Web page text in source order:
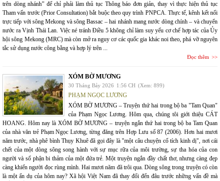
trên dòng nhánh” để chỉ phải làm thủ tục Thông báo đơn giản, thay vì thực hiện thủ tục
Tham vấn trước (Prior Consultation) bắt buộc theo quy trình PNPCA. Thực tế, kênh kết nối
trực tiếp với sông Mekong và sông Bassac – hai nhánh mang nước dòng chính – và chuyển
nước ra Vịnh Thái Lan. Việc né tránh Điều 5 không chỉ làm suy yếu cơ chế hợp tác của Ủy
hội sông Mekong (MRC) mà còn mở ra nguy cơ các quốc gia khác noi theo, phá vỡ nguyên
tắc sử dụng nước công bằng và hợp lý trên ...
Đọc thêm
XÓM BỜ MƯƠNG
30 Tháng Bảy 2026 1:56 CH (Xem: 899)
PHẠM NGỌC LƯƠNG
XÓM BỜ MƯƠNG – Truyện thứ hai trong bộ ba "Tam Quan"
của Phạm Ngọc Lương. Hôm qua, chúng tôi giới thiệu CÁT
HOANG. Hôm nay là XÓM BỜ MƯƠNG – truyện ngắn thứ hai trong bộ ba Tam Quan
của nhà văn trẻ Phạm Ngọc Lương, từng đăng trên Hợp Lưu số 87 (2006). Hơn hai mươi
năm trước, nhà phê bình Thụy Khuê đã gọi đây là "một câu chuyện cổ tích kinh dị", nơi cái
chết của một dòng sông song hành với sự mục rữa của môi trường, sự tha hóa của con
người và số phận bi thảm của một đứa trẻ. Một truyện ngắn đầy chất thơ, nhưng càng đẹp
càng khiến người đọc rùng mình. Hai mươi năm đã trôi qua. Dòng sông trong truyện có còn
là một ẩn dụ của hôm nay? Xã hội Việt Nam đã thay đổi đến đâu trước những vấn đề mà